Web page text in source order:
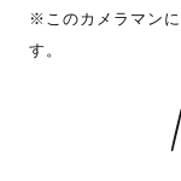
"りょーへー"と呼
新しい人生をス
※このカメラマン
す。